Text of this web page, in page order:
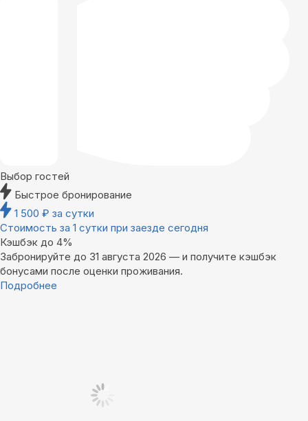
Выбор гостей
Быстрое бронирование
1 500 ₽ за сутки
Стоимость за 1 сутки при заезде сегодня
Кэшбэк до 4%
Забронируйте до 31 августа 2026 — и получите кэшбэк
бонусами после оценки проживания.
Подробнее